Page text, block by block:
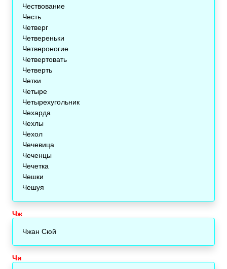
Чествование
Честь
Четверг
Четвереньки
Четвероногие
Четвертовать
Четверть
Четки
Четыре
Четырехугольник
Чехарда
Чехлы
Чехол
Чечевица
Чеченцы
Чечетка
Чешки
Чешуя
Чж
Чжан Сюй
Чи